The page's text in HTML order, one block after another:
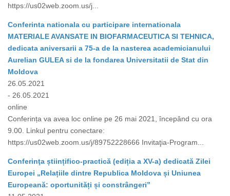
https://us02web.zoom.us/j...
Conferinta nationala cu participare internationala
MATERIALE AVANSATE IN BIOFARMACEUTICA SI TEHNICA,
dedicata aniversarii a 75-a de la nasterea academicianului
Aurelian GULEA si de la fondarea Universitatii de Stat din
Moldova
26.05.2021
- 26.05.2021
online
Conferința va avea loc online pe 26 mai 2021, începând cu ora
9.00. Linkul pentru conectare:
https://us02web.zoom.us/j/89752228666 Invitaţia-Program...
Conferinţa științifico-practică (ediția a XV-a) dedicată Zilei
Europei „Relațiile dintre Republica Moldova și Uniunea
Europeană: oportunități și constrângeri”